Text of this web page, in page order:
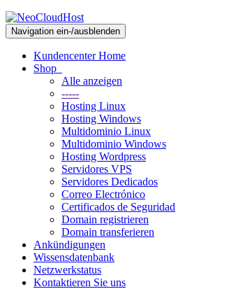
Navigation ein-/ausblenden
Kundencenter Home
Shop
Alle anzeigen
-----
Hosting Linux
Hosting Windows
Multidominio Linux
Multidominio Windows
Hosting Wordpress
Servidores VPS
Servidores Dedicados
Correo Electrónico
Certificados de Seguridad
Domain registrieren
Domain transferieren
Ankündigungen
Wissensdatenbank
Netzwerkstatus
Kontaktieren Sie uns